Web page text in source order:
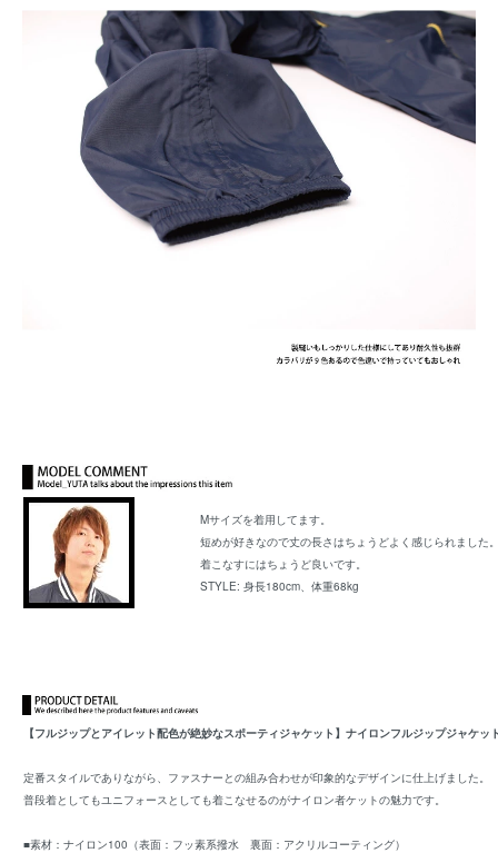
Mサイズを着用してます。
短めが好きなので丈の長さはちょうどよく感じられまし
着こなすにはちょうど良いです。
STYLE: 身長180cm、体重68kg
【フルジップとアイレット配色が絶妙なスポーティジャケット】ナイロンフルジップジャケッ
定番スタイルでありながら、ファスナーとの組み合わせが印象的なデザインに仕上げました。
普段着としてもユニフォースとしても着こなせるのがナイロン者ケットの魅力です。
■素材：ナイロン100（表面：フッ素系撥水 裏面：アクリルコーティング）